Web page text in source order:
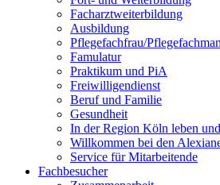
Facharztweiterbildung
Ausbildung
Pflegefachfrau/
Famulatur
Praktikum und PiA
Freiwilligendienst
Beruf und Familie
Gesundheit
In der Region Köln leben
Willkommen bei den
Service für Mitarbeitende
Fachbesucher